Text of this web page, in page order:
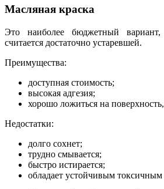
Масляная краска
Это наиболее бюджетный
считается достаточно устаревшей.
Преимущества:
доступная стоимость;
высокая адгезия;
хорошо ложиться на поверхность,
Недостатки:
долго сохнет;
трудно смывается;
быстро истирается;
обладает устойчивым токсичным